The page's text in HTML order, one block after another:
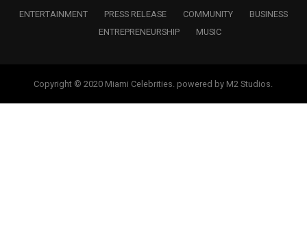
ENTERTAINMENT PRESS RELEASE COMMUNITY
BUSINESS
ENTREPRENEURSHIP
MUSIC
Copyright © 2020 Miami Celebrities. powered by M2 Studios.